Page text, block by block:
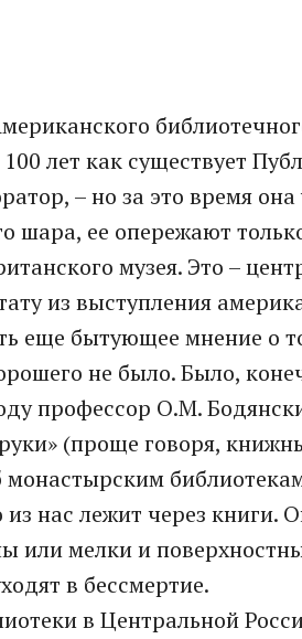
лет как существует
– но за это время она
шара, ее опережают
музея. Это –
из выступления
еще бытующее мнение о
не было. Было,
профессор О.М.
(проще говоря,
из нас лежит через
или мелки и
в бессмертие.
в Центральной